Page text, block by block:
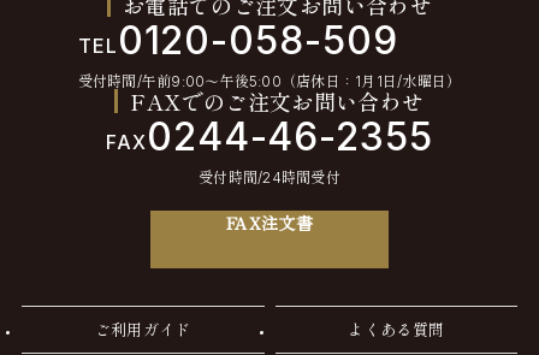
TEL 0120-058-509
受付時間/午前9:00〜午後5:00（店休日：1月1日/水曜日）
FAXでのご注文お問い合わせ
FAX0244-46-2355
受付時間/24時間受付
FAX注文書
ご利用ガイド よくある質問